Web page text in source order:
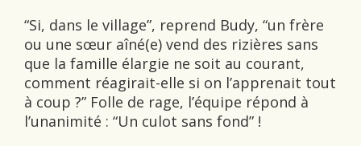
“Si, dans le village”, reprend Budy, “un frère
ou une sœur aîné(e) vend des rizières sans
que la famille élargie ne soit au courant,
comment réagirait-elle si on l’apprenait tout
à coup ?” Folle de rage, l’équipe répond à
l’unanimité : “Un culot sans fond” !